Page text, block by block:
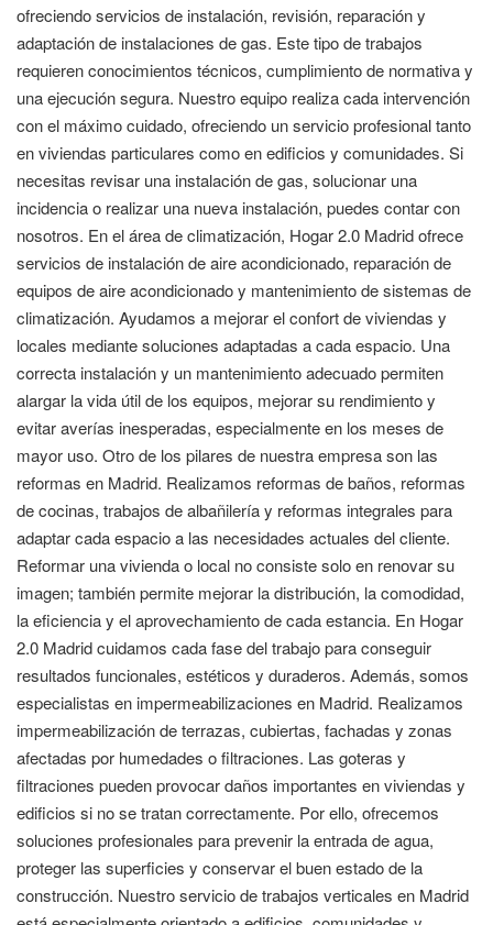
ofreciendo servicios de instalación, revisión, reparación y
adaptación de instalaciones de gas. Este tipo de trabajos
requieren conocimientos técnicos, cumplimiento de normativa y
una ejecución segura. Nuestro equipo realiza cada intervención
con el máximo cuidado, ofreciendo un servicio profesional tanto
en viviendas particulares como en edificios y comunidades. Si
necesitas revisar una instalación de gas, solucionar una
incidencia o realizar una nueva instalación, puedes contar con
nosotros. En el área de climatización, Hogar 2.0 Madrid ofrece
servicios de instalación de aire acondicionado, reparación de
equipos de aire acondicionado y mantenimiento de sistemas de
climatización. Ayudamos a mejorar el confort de viviendas y
locales mediante soluciones adaptadas a cada espacio. Una
correcta instalación y un mantenimiento adecuado permiten
alargar la vida útil de los equipos, mejorar su rendimiento y
evitar averías inesperadas, especialmente en los meses de
mayor uso. Otro de los pilares de nuestra empresa son las
reformas en Madrid. Realizamos reformas de baños, reformas
de cocinas, trabajos de albañilería y reformas integrales para
adaptar cada espacio a las necesidades actuales del cliente.
Reformar una vivienda o local no consiste solo en renovar su
imagen; también permite mejorar la distribución, la comodidad,
la eficiencia y el aprovechamiento de cada estancia. En Hogar
2.0 Madrid cuidamos cada fase del trabajo para conseguir
resultados funcionales, estéticos y duraderos. Además, somos
especialistas en impermeabilizaciones en Madrid. Realizamos
impermeabilización de terrazas, cubiertas, fachadas y zonas
afectadas por humedades o filtraciones. Las goteras y
filtraciones pueden provocar daños importantes en viviendas y
edificios si no se tratan correctamente. Por ello, ofrecemos
soluciones profesionales para prevenir la entrada de agua,
proteger las superficies y conservar el buen estado de la
construcción. Nuestro servicio de trabajos verticales en Madrid